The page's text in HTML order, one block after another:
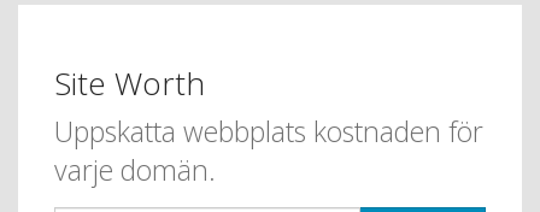
Site Worth
Uppskatta webbplats kostnaden för
varje domän.